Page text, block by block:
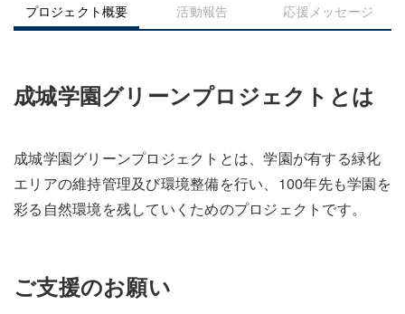
プロジェクト概要 活動報告 応援メッセージ
成城学園グリーンプロジェクトとは
成城学園グリーンプロジェクトとは、学園が有する緑化
エリアの維持管理及び環境整備を行い、100年先も学園を
彩る自然環境を残していくためのプロジェクトです。
ご支援のお願い